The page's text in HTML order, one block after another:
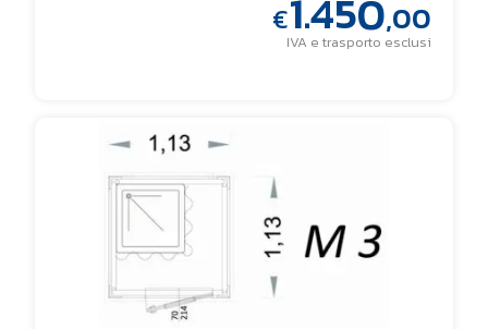
€1.450,00
IVA e trasporto esclusi